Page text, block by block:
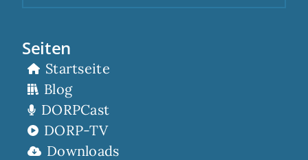
Seiten
Startseite
Blog
DORPCast
DORP-TV
Downloads